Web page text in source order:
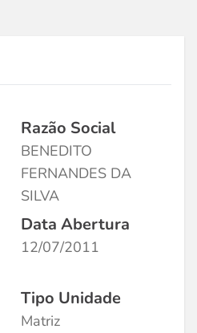
Razão Social
BENEDITO
FERNANDES DA
SILVA
Data Abertura
12/07/2011
Tipo Unidade
Matriz